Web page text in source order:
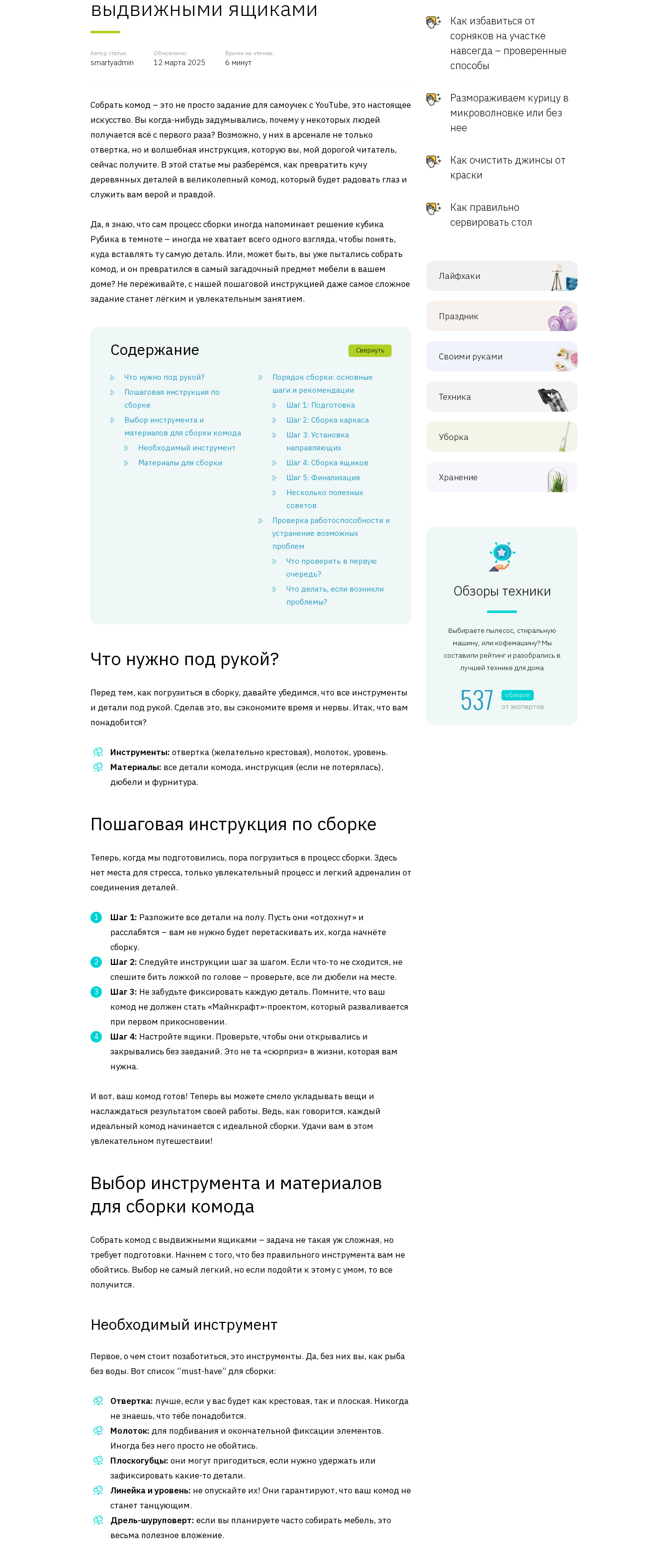
выдвижными ящиками
Автор статьи:
smartyadmin
Обновлено:
12 марта 2025
Время на чтение:
6 минут
Собрать комод – это не просто задание для самоучек с YouTube, это настоящее
искусство. Вы когда-нибудь задумывались, почему у некоторых людей
получается всё с первого раза? Возможно, у них в арсенале не только
отвертка, но и волшебная инструкция, которую вы, мой дорогой читатель,
сейчас получите. В этой статье мы разберёмся, как превратить кучу
деревянных деталей в великолепный комод, который будет радовать глаз и
служить вам верой и правдой.
Да, я знаю, что сам процесс сборки иногда напоминает решение кубика
Рубика в темноте – иногда не хватает всего одного взгляда, чтобы понять,
куда вставлять ту самую деталь. Или, может быть, вы уже пытались собрать
комод, и он превратился в самый загадочный предмет мебели в вашем
доме? Не переживайте, с нашей пошаговой инструкцией даже самое сложное
задание станет лёгким и увлекательным занятием.
Содержание Свернуть
Что нужно под рукой?
Пошаговая инструкция по
сборке
Выбор инструмента и
материалов для сборки комода
Необходимый инструмент
Материалы для сборки
Порядок сборки: основные
шаги и рекомендации
Шаг 1: Подготовка
Шаг 2: Сборка каркаса
Шаг 3: Установка
направляющих
Шаг 4: Сборка ящиков
Шаг 5: Финализация
Несколько полезных
советов
Проверка работоспособности и
устранение возможных
проблем
Что проверить в первую
очередь?
Что делать, если возникли
проблемы?
Что нужно под рукой?
Перед тем, как погрузиться в сборку, давайте убедимся, что все инструменты
и детали под рукой. Сделав это, вы сэкономите время и нервы. Итак, что вам
понадобится?
Инструменты: отвертка (желательно крестовая), молоток, уровень.
Материалы: все детали комода, инструкция (если не потерялась),
дюбели и фурнитура.
Пошаговая инструкция по сборке
Теперь, когда мы подготовились, пора погрузиться в процесс сборки. Здесь
нет места для стресса, только увлекательный процесс и легкий адреналин от
соединения деталей.
Шаг 1: Разложите все детали на полу. Пусть они «отдохнут» и
расслабятся – вам не нужно будет перетаскивать их, когда начнёте
сборку.
Шаг 2: Следуйте инструкции шаг за шагом. Если что-то не сходится, не
спешите бить ложкой по голове – проверьте, все ли дюбели на месте.
Шаг 3: Не забудьте фиксировать каждую деталь. Помните, что ваш
комод не должен стать «Майнкрафт»-проектом, который разваливается
при первом прикосновении.
Шаг 4: Настройте ящики. Проверьте, чтобы они открывались и
закрывались без заеданий. Это не та «сюрприз» в жизни, которая вам
нужна.
И вот, ваш комод готов! Теперь вы можете смело укладывать вещи и
наслаждаться результатом своей работы. Ведь, как говорится, каждый
идеальный комод начинается с идеальной сборки. Удачи вам в этом
увлекательном путешествии!
Выбор инструмента и материалов
для сборки комода
Собрать комод с выдвижными ящиками – задача не такая уж сложная, но
требует подготовки. Начнем с того, что без правильного инструмента вам не
обойтись. Выбор не самый легкий, но если подойти к этому с умом, то все
получится.
Необходимый инструмент
Первое, о чем стоит позаботиться, это инструменты. Да, без них вы, как рыба
без воды. Вот список “must-have” для сборки:
Отвертка: лучше, если у вас будет как крестовая, так и плоская. Никогда
не знаешь, что тебе понадобится.
Молоток: для подбивания и окончательной фиксации элементов.
Иногда без него просто не обойтись.
Плоскогубцы: они могут пригодиться, если нужно удержать или
зафиксировать какие-то детали.
Линейка и уровень: не опускайте их! Они гарантируют, что ваш комод не
станет танцующим.
Дрель-шуруповерт: если вы планируете часто собирать мебель, это
весьма полезное вложение.
Как избавиться от
сорняков на участке
навсегда – проверенные
способы
Размораживаем курицу в
микроволновке или без
нее
Как очистить джинсы от
краски
Как правильно
сервировать стол
Лайфхаки
Праздник
Своими руками
Техника
Уборка
Хранение
Обзоры техники
Выбираете пылесос, стиральную
машину, или кофемашину? Мы
составили рейтинг и разобрались в
лучшей технике для дома
537 обзоров
от экспертов